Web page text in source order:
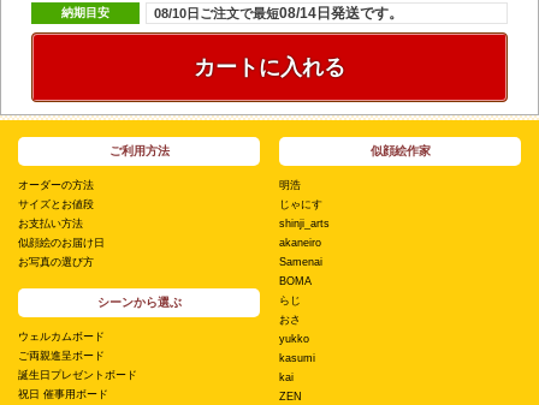
納期目安 08/10日ご注文で最短08/14日発送です。
カートに入れる
ご利用方法
オーダーの方法
サイズとお値段
お支払い方法
似顔絵のお届け日
お写真の選び方
シーンから選ぶ
ウェルカムボード
ご両親進呈ボード
誕生日プレゼントボード
祝日 催事用ボード
似顔絵作家
明浩
じゃにす
shinji_arts
akaneiro
Samenai
BOMA
らじ
おさ
yukko
kasumi
kai
ZEN